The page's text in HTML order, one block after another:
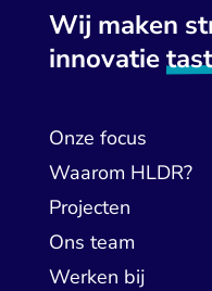
Wij maken
innovatie
Onze focus
Waarom HLDR?
Projecten
Ons team
Werken bij